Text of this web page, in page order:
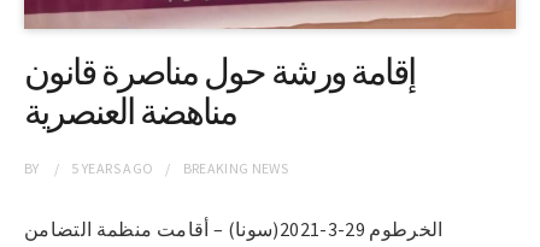
إقامة ورشة حول مناصرة قانون
مناهضة العنصرية
BY 5 YEARSAGO BREAKING NEWS
الخرطوم 29-3-2021(سونا) – أقامت منظمة التضامن